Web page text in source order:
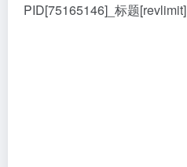
PID[75165146]_标题[revlimit]